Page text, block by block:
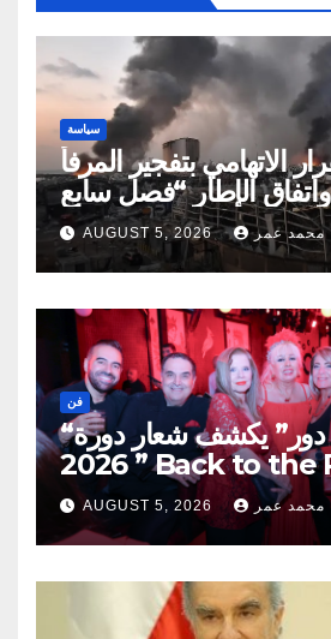
سياسة
الاتهامي بتفجير المرفأ
الإطار “فصل سابع
ونصف”
AUGUST 5, 2026 محمد عمر
فن
“الموركس دور” يكشف شعار دورة
2026 ” Back to the Roots…
Eye on the Future
AUGUST 5, 2026 محمد عمر